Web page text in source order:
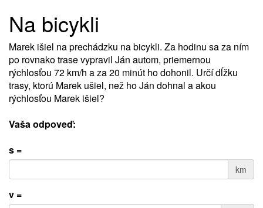
Na bicykli
Marek išiel na prechádzku na bicykli. Za hodinu sa za ním
po rovnako trase vypravil Ján autom, priemernou
rýchlosťou 72 km/h a za 20 minút ho dohonil. Určí dĺžku
trasy, ktorú Marek ušiel, než ho Ján dohnal a akou
rýchlosťou Marek išiel?
Vaša odpoveď:
s =
km
v =